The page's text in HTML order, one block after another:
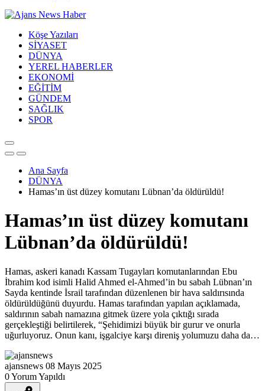
Köşe Yazıları
SİYASET
DÜNYA
YEREL HABERLER
EKONOMİ
EĞİTİM
GÜNDEM
SAĞLIK
SPOR
Ana Sayfa
DÜNYA
Hamas’ın üst düzey komutanı Lübnan’da öldürüldü!
Hamas’ın üst düzey komutanı
Lübnan’da öldürüldü!
Hamas, askeri kanadı Kassam Tugayları komutanlarından Ebu
İbrahim kod isimli Halid Ahmed el-Ahmed’in bu sabah Lübnan’ın
Sayda kentinde İsrail tarafından düzenlenen bir hava saldırısında
öldürüldüğünü duyurdu. Hamas tarafından yapılan açıklamada,
saldırının sabah namazına gitmek üzere yola çıktığı sırada
gerçekleştiği belirtilerek, “Şehidimizi büyük bir gurur ve onurla
uğurluyoruz. Onun kanı, işgalciye karşı direniş yolumuzu daha da…
ajansnews 08 Mayıs 2025
0 Yorum Yapıldı